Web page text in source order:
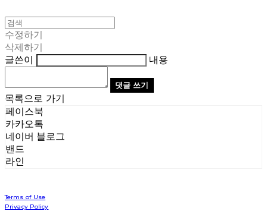
수정하기
삭제하기
글쓴이
내용
댓글 쓰기
목록으로 가기
페이스북
카카오톡
네이버 블로그
밴드
라인
Terms of Use
Privacy Policy